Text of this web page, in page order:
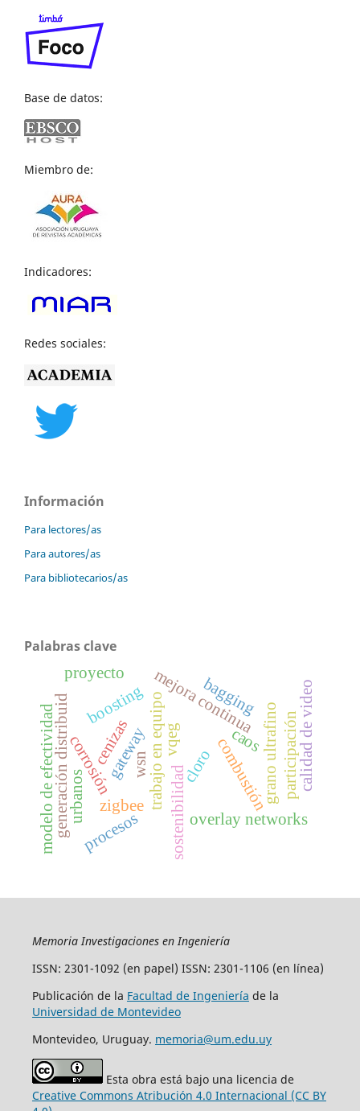
Base de datos:
Miembro de:
Indicadores:
Redes sociales:
Información
Para lectores/as
Para autores/as
Para bibliotecarios/as
Palabras clave
sostenibilidad
trabajo en equipo combustión
cenizas cloro
corrosión wsn
gateway
overlay networks
zigbee
grano ultrafino
mejora continua
generación distribuid
modelo de efectividad procesos
participación
boosting bagging calidad de video
vqeg caos
proyecto
urbanos
Memoria Investigaciones en Ingeniería
ISSN: 2301-1092 (en papel) ISSN: 2301-1106 (en línea)
Publicación de la Facultad de Ingeniería de la
Universidad de Montevideo
Montevideo, Uruguay. memoria@um.edu.uy
Esta obra está bajo una licencia de
Creative Commons Atribución 4.0 Internacional (CC BY